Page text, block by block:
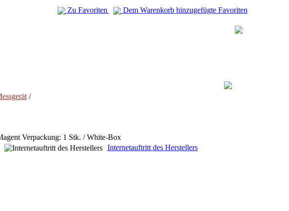
Zu Favoriten Dem Warenkorb hinzugefügte Favoriten
/
Verpackung: 1 Stk. / White-Box
Internetauftritt des Herstellers